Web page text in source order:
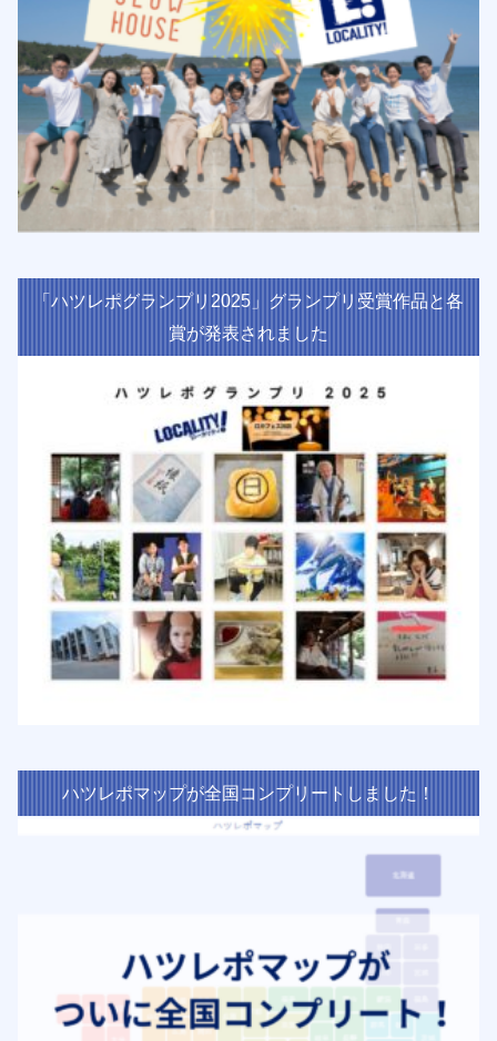
「ハツレポグランプリ2025」グランプリ受賞作品と各
賞が発表されました
ハツレポマップが全国コンプリートしました！